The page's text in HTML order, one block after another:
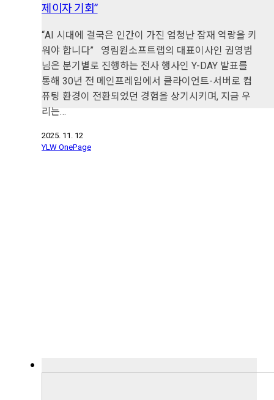
제이자 기회”
“AI 시대에 결국은 인간이 가진 엄청난 잠재 역량을 키
워야 합니다” 영림원소프트랩의 대표이사인 권영범
님은 분기별로 진행하는 전사 행사인 Y-DAY 발표를
통해 30년 전 메인프레임에서 클라이언트-서버로 컴
퓨팅 환경이 전환되었던 경험을 상기시키며, 지금 우
리는…
2025. 11. 12
YLW OnePage